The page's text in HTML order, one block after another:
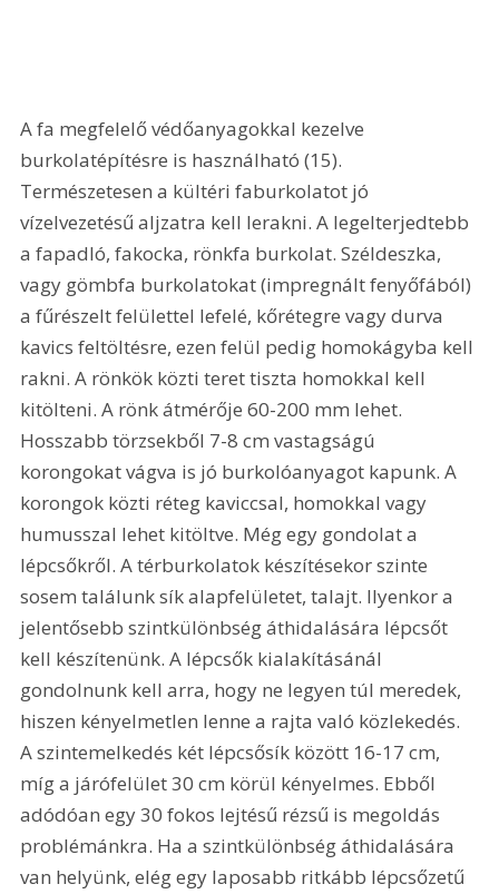
A fa megfelelő védőanyagokkal kezelve
burkolatépítésre is használható (15).
Természetesen a kültéri faburkolatot jó
vízelvezetésű aljzatra kell lerakni. A legelterjedtebb
a fapadló, fakocka, rönkfa burkolat. Széldeszka,
vagy gömbfa burkolatokat (impregnált fenyőfából)
a fűrészelt felülettel lefelé, kőrétegre vagy durva
kavics feltöltésre, ezen felül pedig homokágyba kell
rakni. A rönkök közti teret tiszta homokkal kell
kitölteni. A rönk átmérője 60-200 mm lehet.
Hosszabb törzsekből 7-8 cm vastagságú
korongokat vágva is jó burkolóanyagot kapunk. A
korongok közti réteg kaviccsal, homokkal vagy
humusszal lehet kitöltve. Még egy gondolat a
lépcsőkről. A térburkolatok készítésekor szinte
sosem találunk sík alapfelületet, talajt. Ilyenkor a
jelentősebb szintkülönbség áthidalására lépcsőt
kell készítenünk. A lépcsők kialakításánál
gondolnunk kell arra, hogy ne legyen túl meredek,
hiszen kényelmetlen lenne a rajta való közlekedés.
A szintemelkedés két lépcsősík között 16-17 cm,
míg a járófelület 30 cm körül kényelmes. Ebből
adódóan egy 30 fokos lejtésű rézsű is megoldás
problémánkra. Ha a szintkülönbség áthidalására
van helyünk, elég egy laposabb ritkább lépcsőzetű